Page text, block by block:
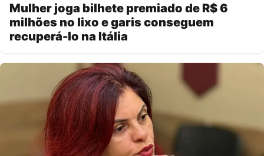
Mulher joga bilhete premiado de R$ 6
milhões no lixo e garis conseguem
recuperá-lo na Itália